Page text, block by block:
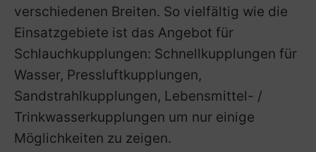
verschiedenen Breiten. So vielfältig wie die
Einsatzgebiete ist das Angebot für
Schlauchkupplungen: Schnellkupplungen für
Wasser, Pressluftkupplungen,
Sandstrahlkupplungen, Lebensmittel- /
Trinkwasserkupplungen um nur einige
Möglichkeiten zu zeigen.